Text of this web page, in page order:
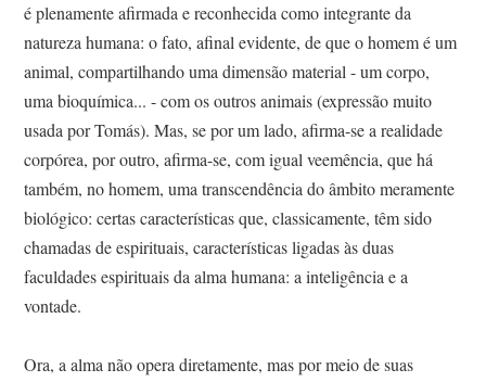
é plenamente afirmada e reconhecida como integrante da
natureza humana: o fato, afinal evidente, de que o homem é um
animal, compartilhando uma dimensão material - um corpo,
uma bioquímica... - com os outros animais (expressão muito
usada por Tomás). Mas, se por um lado, afirma-se a realidade
corpórea, por outro, afirma-se, com igual veemência, que há
também, no homem, uma transcendência do âmbito meramente
biológico: certas características que, classicamente, têm sido
chamadas de espirituais, características ligadas às duas
faculdades espirituais da alma humana: a inteligência e a
vontade.
Ora, a alma não opera diretamente, mas por meio de suas